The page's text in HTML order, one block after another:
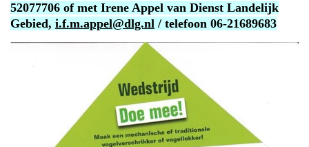
52077706 of met Irene Appel van Dienst Landelijk
Gebied, i.f.m.appel@dlg.nl / telefoon 06-21689683